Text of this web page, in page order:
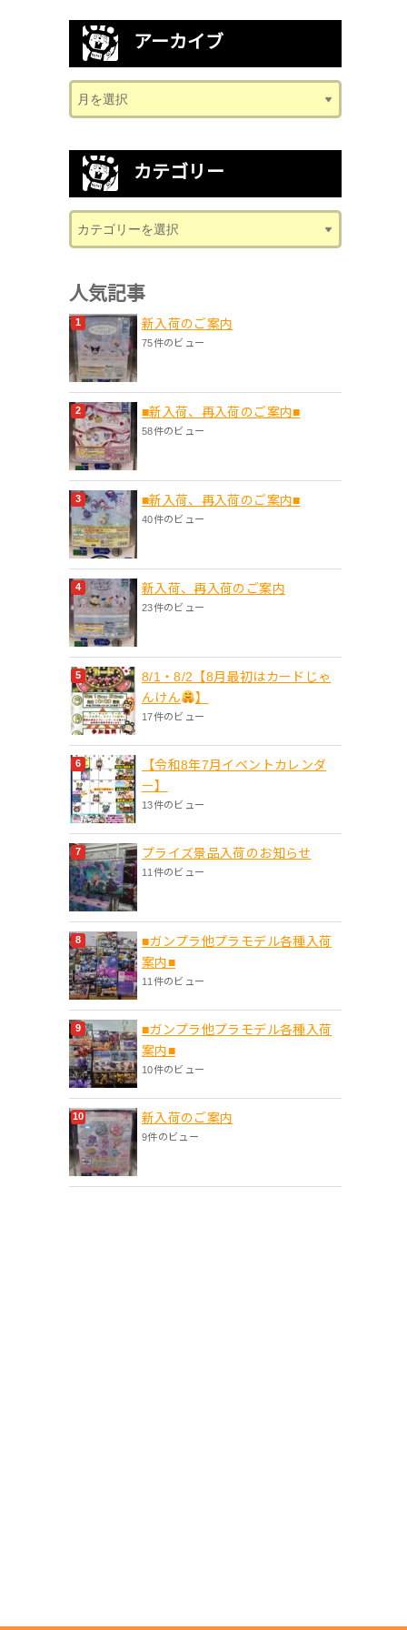
アーカイブ
カテゴリー
人気記事
新入荷のご案内
75件のビュー
■新入荷、再入荷のご案内■
58件のビュー
■新入荷、再入荷のご案内■
40件のビュー
新入荷、再入荷のご案内
23件のビュー
8/1・8/2【8月最初はカードじゃ
んけん
】
17件のビュー
【令和8年7月イベントカレンダ
ー】
13件のビュー
プライズ景品入荷のお知らせ
11件のビュー
■ガンプラ他プラモデル各種入荷
案内■
11件のビュー
■ガンプラ他プラモデル各種入荷
案内■
10件のビュー
新入荷のご案内
9件のビュー